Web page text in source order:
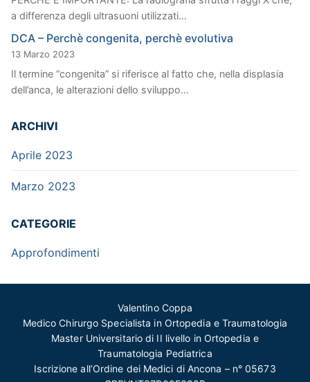
a differenza degli ultrasuoni utilizzati…
DCA – Perchè congenita, perchè evolutiva
13 Marzo 2023
Il termine “congenita” si riferisce al fatto che, nella displasia
dell’anca, le alterazioni dello sviluppo…
ARCHIVI
Aprile 2023
Marzo 2023
CATEGORIE
Approfondimenti
Valentino Coppa
Medico Chirurgo Specialista in Ortopedia e Traumatologia
Master Universitario di II livello in Ortopedia e
Traumatologia Pediatrica
Iscrizione all’Ordine dei Medici di Ancona – n° 05673